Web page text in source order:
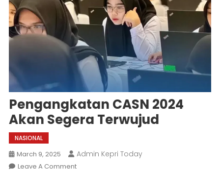
Pengangkatan CASN 2024
Akan Segera Terwujud
NASIONAL
March 9, 2025 Admin Kepri Today
Leave A CommentOn